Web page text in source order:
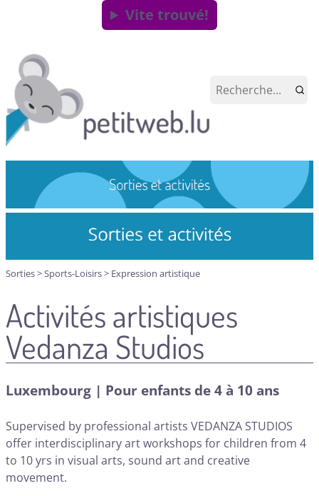
Vite trouvé!
Sorties>Sports-Loisirs> Expression artistique
Activités artistiques
Vedanza Studios
Luxembourg | Pour enfants de 4 à 10 ans
Supervised by professional artists VEDANZA STUDIOS
offer interdisciplinary art workshops for children from 4
to 10 yrs in visual arts, sound art and creative
movement.